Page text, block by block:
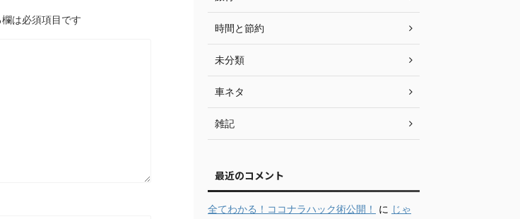
は必須項目です
時間と節約
未分類
車ネタ
雑記
最近のコメント
全てわかる！ココナラハック術公開！ に じゃ